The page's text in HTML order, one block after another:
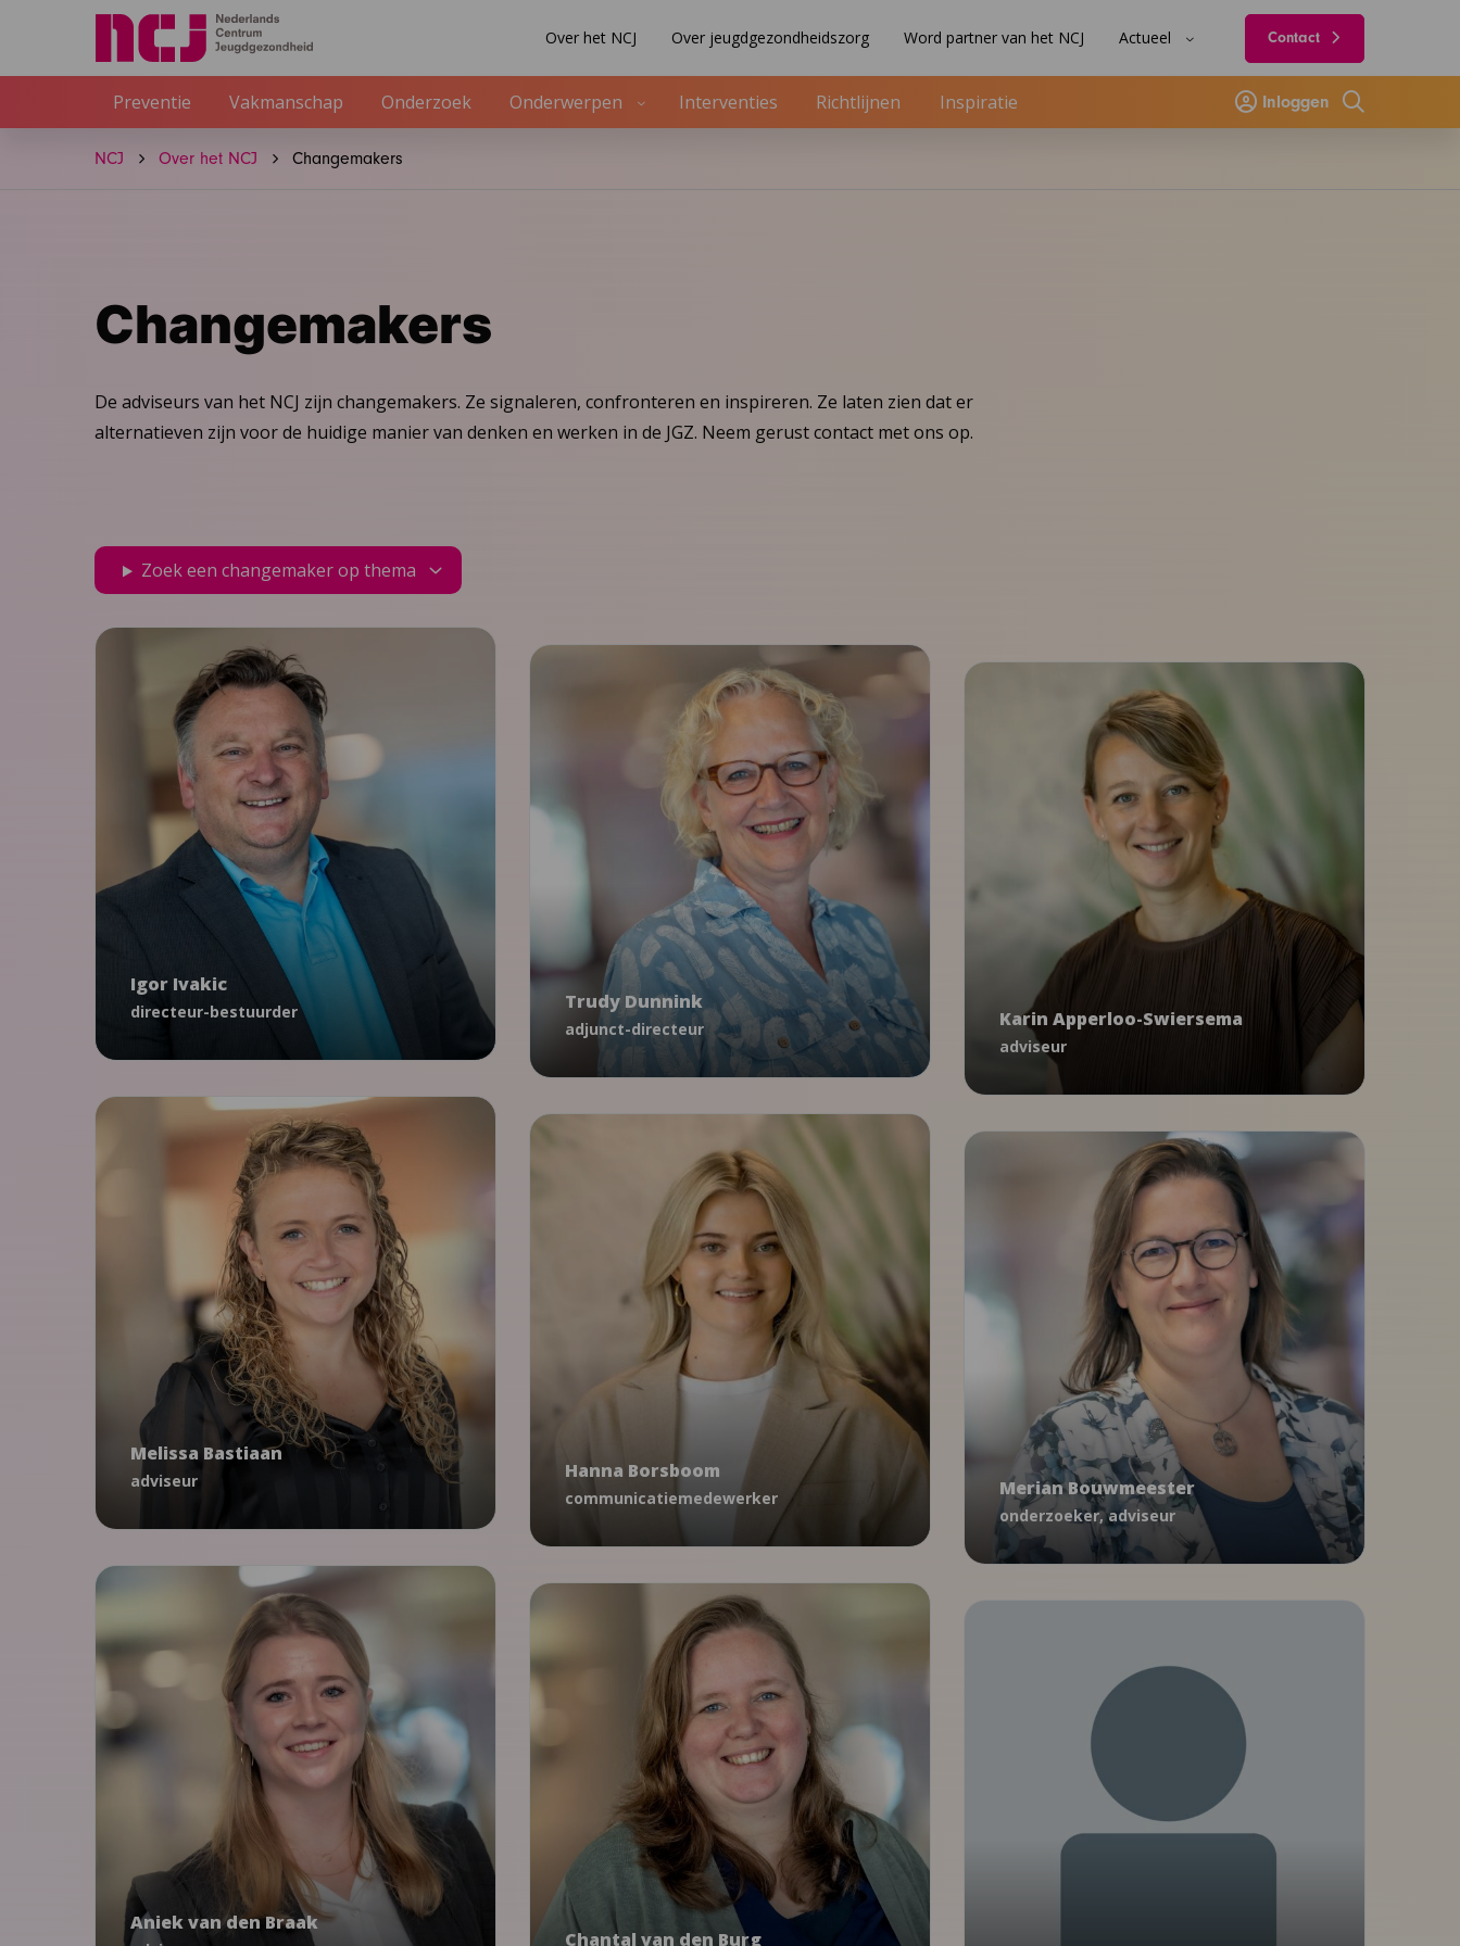
Over het NCJ Over jeugdgezondheidszorg Word partner van het NCJ Actueel Contact
Preventie Vakmanschap Onderzoek Onderwerpen Interventies Richtlijnen Inspiratie Inloggen
Zoeken
NCJ Over het NCJ Changemakers
Changemakers
De adviseurs van het NCJ zijn changemakers. Ze signaleren, confronteren en inspireren. Ze laten zien dat er
alternatieven zijn voor de huidige manier van denken en werken in de JGZ. Neem gerust contact met ons op.
Zoek een changemaker op thema
Igor Ivakic
directeur-bestuurder
Igor Ivakic
directeur-bestuurder
secretariaat@ncj.nl
030 - 760 04 05
Trudy Dunnink
adjunct-directeur
Interventies
Partnerships
Trudy Dunnink
adjunct-directeur
tdunnink@ncj.nl
06 - 53 97 53 27
Karin Apperloo-Swiersema
adviseur
JGZ Richtlijnen
Karin Apperloo-Swiersema
adviseur
kapperloo@ncj.nl
06 38 51 67 37
Melissa Bastiaan
adviseur
Prenataal Huisbezoek
Stress
VoorZorg
Interventies
Kansrijke Start
Ouderschap
Melissa Bastiaan
adviseur
mbastiaan@ncj.nl
06 - 18 90 40 16
Hanna Borsboom
communicatiemedewerker
Communicatie & media
Hanna Borsboom
communicatiemedewerker
hborsboom@ncj.nl
06 - 18 73 79 18
Merian Bouwmeester
onderzoeker, adviseur
Kindermishandeling
Onderzoek
Stevig Ouderschap
Merian Bouwmeester
onderzoeker, adviseur
mbouwmeester@ncj.nl
06 - 29 03 80 58
Aniek van den Braak
Je Brein de Baas?!
MAZL
Weerbaarheid
Aniek van den Braak
adviseur
avandenbraak@ncj.nl
Chantal van den Burg
Communicatie & media
Chantal van den Burg
communicatieadviseur
cvandenburg@ncj.nl
Algemeen